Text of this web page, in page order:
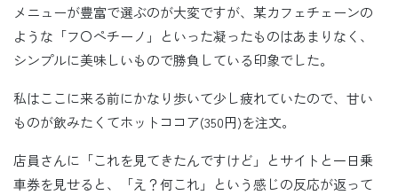
メニューが豊富で選ぶのが大変ですが、某カフェチェーンの
ような「フ〇ペチーノ」といった凝ったものはあまりなく、
シンプルに美味しいもので勝負している印象でした。
私はここに来る前にかなり歩いて少し疲れていたので、甘い
ものが飲みたくてホットココア(350円)を注文。
店員さんに「これを見てきたんですけど」とサイトと一日乗
車券を見せると、「え？何これ」という感じの反応が返って